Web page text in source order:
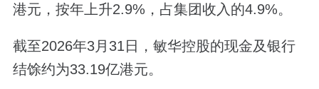
港元，按年上升2.9%，占集团收入的4.9%。
截至2026年3月31日，敏华控股的现金及银行
结馀约为33.19亿港元。